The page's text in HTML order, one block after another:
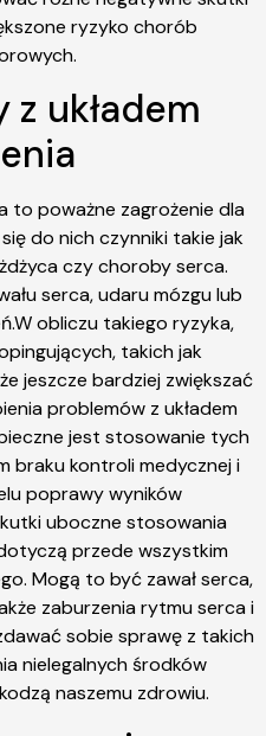
ryzyko chorób
z układem
to poważne zagrożenie dla
do nich czynniki takie jak
czy choroby serca.
serca, udaru mózgu lub
obliczu takiego ryzyka,
takich jak
jeszcze bardziej zwiększać
problemów z układem
jest stosowanie tych
braku kontroli medycznej i
poprawy wyników
uboczne stosowania
przede wszystkim
Mogą to być zawał serca,
zaburzenia rytmu serca i
sobie sprawę z takich
nielegalnych środków
naszemu zdrowiu.